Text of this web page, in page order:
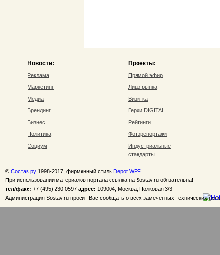
Новости:
Реклама
Маркетинг
Медиа
Брендинг
Бизнес
Политика
Социум
Проекты:
Прямой эфир
Лицо рынка
Визитка
Герои DIGITAL
Рейтинги
Фоторепортажи
Индустриальные
стандарты
© Состав.ру 1998-2017, фирменный стиль Depot WPF
При использовании материалов портала ссылка на Sostav.ru обязательна!
тел/факс: +7 (495) 230 0597 адрес: 109004, Москва, Полковая 3/3
Администрация Sostav.ru просит Вас сообщать о всех замеченных технических